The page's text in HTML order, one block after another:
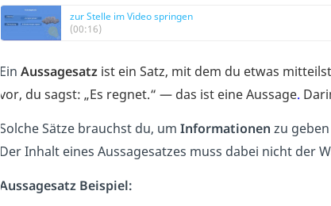
zur Stelle im Video springen
(00:16)
Ein Aussagesatz ist ein Satz, mit dem du etwas
vor, du sagst: „Es regnet.“ — das ist eine Aussage.
Solche Sätze brauchst du, um Informationen zu
Der Inhalt eines Aussagesatzes muss dabei nicht der
Aussagesatz Beispiel: